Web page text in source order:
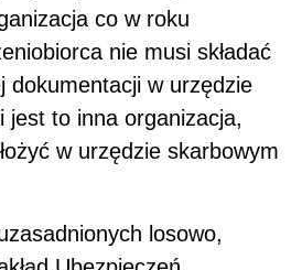
co w roku
nie musi składać
dokumentacji w urzędzie
jest to inna organizacja,
w urzędzie skarbowym
losowo,